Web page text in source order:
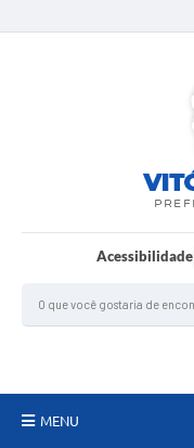
Acessibilidade
MENU